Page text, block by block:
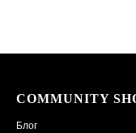
COMMUNITY
Блог